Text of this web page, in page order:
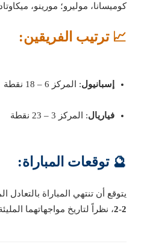
كوميسانا، موليرو؛ مورينو،
📈 ترتيب الفريقين:
إسبانيول: المركز 6 – 18 نقطة
فياريال: المركز 3 – 23 نقطة
🔮 توقعات المباراة:
يتوقع أن تنتهي المباراة بالتعادل
2-2
، نظراً لتاريخ مواجهاتهما